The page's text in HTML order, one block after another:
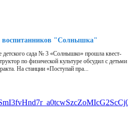
воспитанников "Солнышка"
детского сада № 3 «Солнышко» прошла квест-
по физической культуре обсудил с детьми
На станции «Поступай пра...